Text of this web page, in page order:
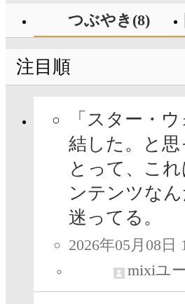
つぶやき(8)
注目順
「スター・
結した。と
とって、こ
ンテンツな
迷ってる。
2026年05月08日
mixiユ